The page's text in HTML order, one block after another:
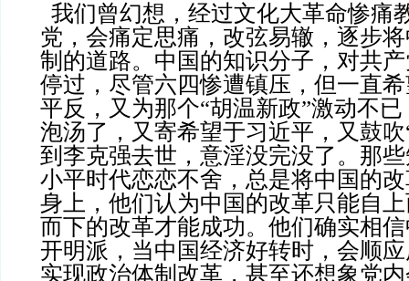
我们曾幻想，经过文化大革命惨痛
党，会痛定思痛，改弦易辙，逐步
制的道路。中国的知识分子，对共
停过，尽管六四惨遭镇压，但一直
平反，又为那个“胡温新政”激动不
泡汤了，又寄希望于习近平，又鼓
到李克强去世，意淫没完没了。那
小平时代恋恋不舍，总是将中国的
身上，他们认为中国的改革只能自
而下的改革才能成功。他们确实相
开明派，当中国经济好转时，会顺
实现政治体制改革，甚至还想象党